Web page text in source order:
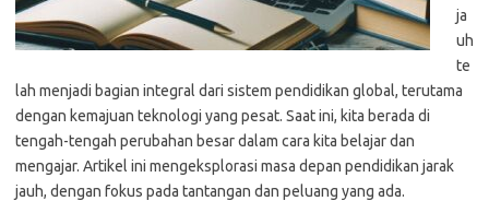
ja
uh
te
lah menjadi bagian integral dari sistem pendidikan global, terutama
dengan kemajuan teknologi yang pesat. Saat ini, kita berada di
tengah-tengah perubahan besar dalam cara kita belajar dan
mengajar. Artikel ini mengeksplorasi masa depan pendidikan jarak
jauh, dengan fokus pada tantangan dan peluang yang ada.